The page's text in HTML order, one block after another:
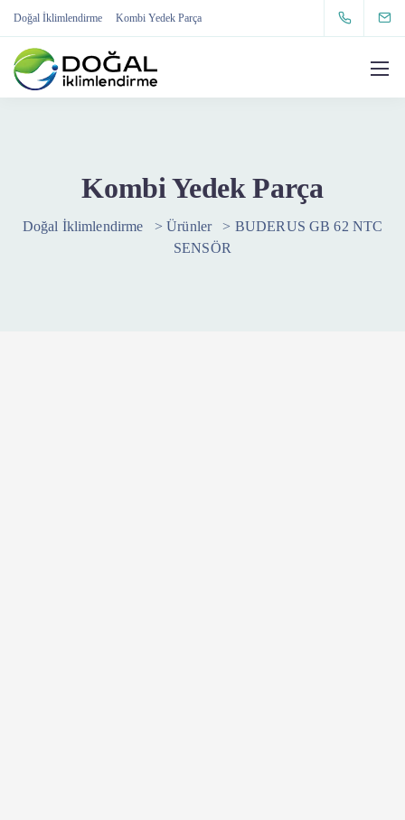
Doğal İklimlendirme Kombi Yedek Parça
Kombi Yedek Parça
Doğal İklimlendirme >Ürünler > BUDERUS GB 62 NTC
SENSÖR